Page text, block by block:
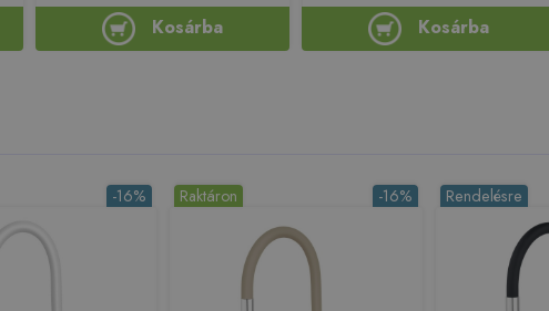
Kosárba Kosárba
-16% -16%
Raktáron Rendelésre